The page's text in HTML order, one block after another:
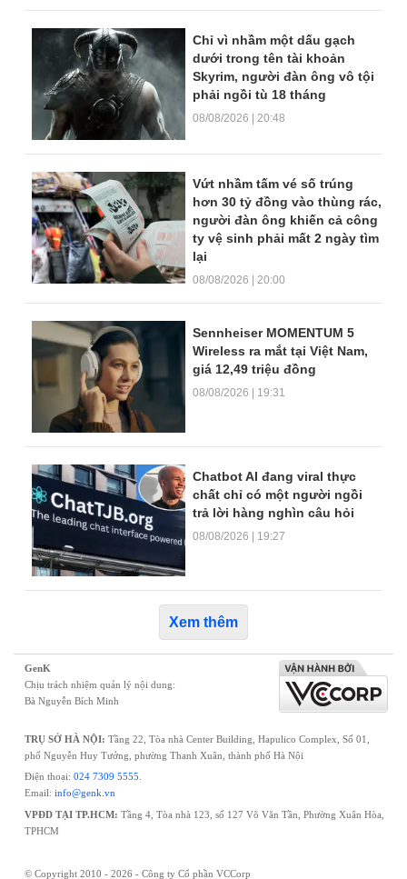
Chỉ vì nhầm một dấu gạch
dưới trong tên tài khoản
Skyrim, người đàn ông vô tội
phải ngồi tù 18 tháng
08/08/2026 | 20:48
Vứt nhầm tấm vé số trúng
hơn 30 tỷ đồng vào thùng rác,
người đàn ông khiến cả công
ty vệ sinh phải mất 2 ngày tìm
lại
08/08/2026 | 20:00
Sennheiser MOMENTUM 5
Wireless ra mắt tại Việt Nam,
giá 12,49 triệu đồng
08/08/2026 | 19:31
Chatbot AI đang viral thực
chất chỉ có một người ngồi
trả lời hàng nghìn câu hỏi
08/08/2026 | 19:27
Xem thêm
GenK
Chịu trách nhiệm quản lý nội dung:
Bà Nguyễn Bích Minh
TRỤ SỞ HÀ NỘI: Tầng 22, Tòa nhà Center Building, Hapulico Complex, Số 01,
phố Nguyễn Huy Tưởng, phường Thanh Xuân, thành phố Hà Nội
Điện thoại: 024 7309 5555
Email: info@genk.vn
VPĐD TẠI TP.HCM: Tầng 4, Tòa nhà 123, số 127 Võ Văn Tần, Phường Xuân Hòa,
TPHCM
© Copyright 2010 - 2026 - Công ty Cổ phần VCCorp